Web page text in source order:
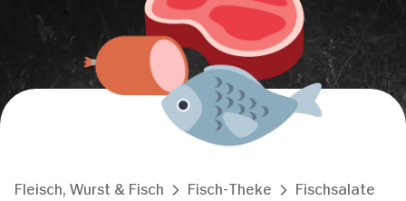
Fleisch, Wurst & Fisch Fisch-Theke Fischsalate